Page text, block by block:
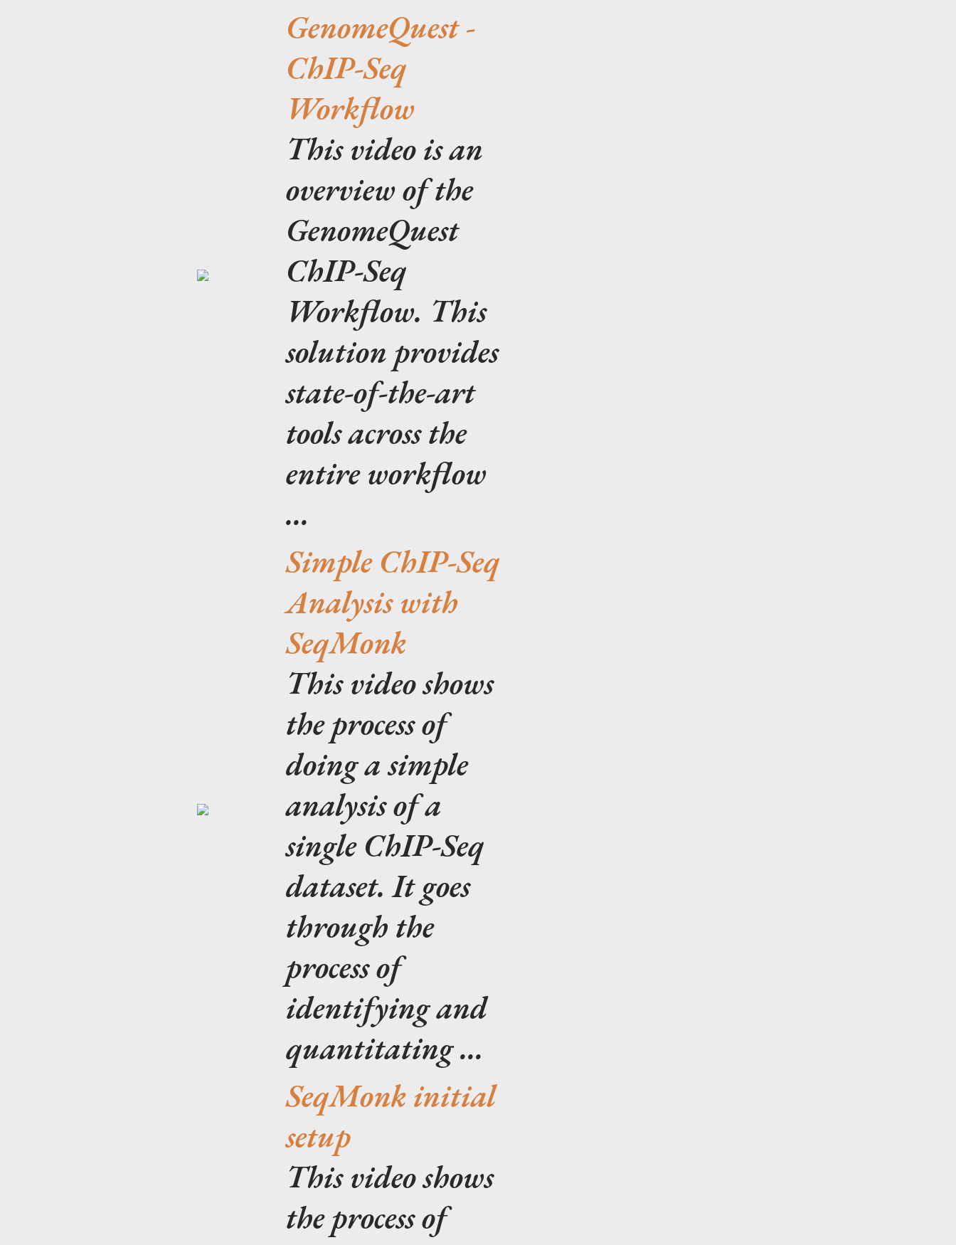
GenomeQuest -
ChIP-Seq
Workflow
This video is an
overview of the
GenomeQuest
ChIP-Seq
Workflow. This
solution provides
state-of-the-art
tools across the
entire workflow
...
Simple ChIP-Seq
Analysis with
SeqMonk
This video shows
the process of
doing a simple
analysis of a
single ChIP-Seq
dataset. It goes
through the
process of
identifying and
quantitating ...
SeqMonk initial
setup
This video shows
the process of